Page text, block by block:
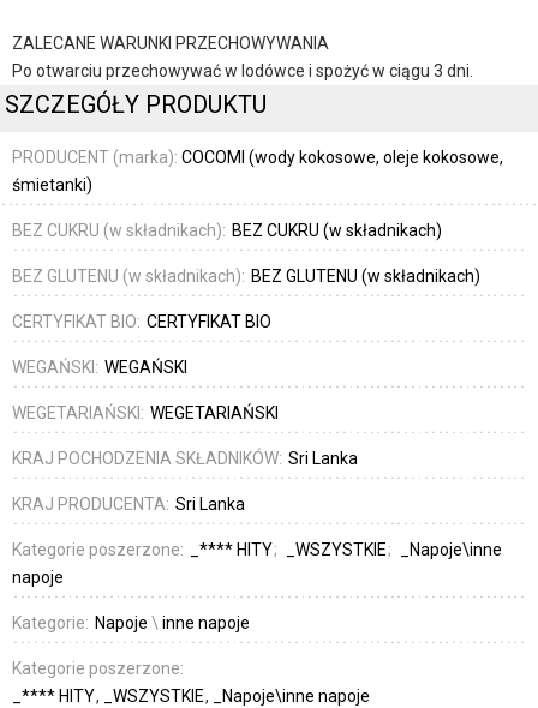
ZALECANE WARUNKI PRZECHOWYWANIA
Po otwarciu przechowywać w lodówce i spożyć w ciągu 3 dni.
SZCZEGÓŁY PRODUKTU
PRODUCENT (marka): COCOMI (wody kokosowe, oleje kokosowe,
śmietanki)
BEZ CUKRU (w składnikach): BEZ CUKRU (w składnikach)
BEZ GLUTENU (w składnikach): BEZ GLUTENU (w składnikach)
CERTYFIKAT BIO: CERTYFIKAT BIO
WEGAŃSKI: WEGAŃSKI
WEGETARIAŃSKI: WEGETARIAŃSKI
KRAJ POCHODZENIA SKŁADNIKÓW: Sri Lanka
KRAJ PRODUCENTA: Sri Lanka
Kategorie poszerzone: _**** HITY _WSZYSTKIE
_Napoje\inne
napoje
Kategorie: Napoje \ inne napoje
Kategorie poszerzone:
_**** HITY
_WSZYSTKIE _Napoje\inne napoje